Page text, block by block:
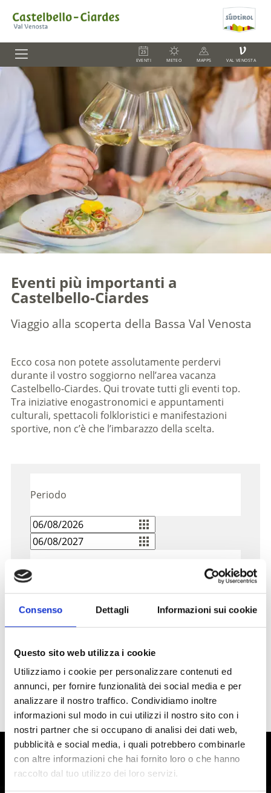
Consenso Dettagli Informazioni sui cookie
Questo sito web utilizza i cookie
Utilizziamo i cookie per personalizzare contenuti ed
annunci, per fornire funzionalità dei social media e per
analizzare il nostro traffico. Condividiamo inoltre
informazioni sul modo in cui utilizzi il nostro sito con i
nostri partner che si occupano di analisi dei dati web,
pubblicità e social media, i quali potrebbero combinarle
con altre informazioni che hai fornito loro o che hanno
raccolto dal tuo utilizzo dei loro servizi.
EVENTI METEO MAPPS
V
VAL VENOSTA
Eventi più importanti a
Castelbello-Ciardes
Viaggio alla scoperta della Bassa Val Venosta
Ecco cosa non potete assolutamente perdervi
durante il vostro soggiorno nell’area vacanza
Castelbello-Ciardes. Qui trovate tutti gli eventi top.
Tra iniziative enogastronomici e appuntamenti
culturali, spettacoli folkloristici e manifestazioni
sportive, non c’è che l’imbarazzo della scelta.
Periodo
Parola chiave
Non ci sono elementi.
Vivere la storia e la cultura in Val
Venosta